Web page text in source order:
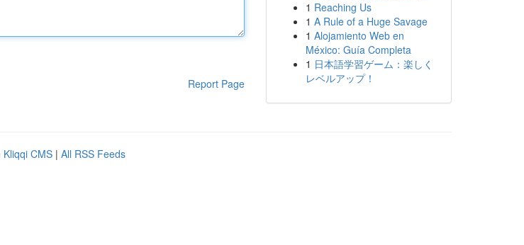
Report Page
1 Reaching Us
1 A Rule of a Huge Savage
1 Alojamiento Web en
México: Guía Completa
1 日本語学習ゲーム：楽しく
レベルアップ！
Kliqqi CMS | All RSS Feeds